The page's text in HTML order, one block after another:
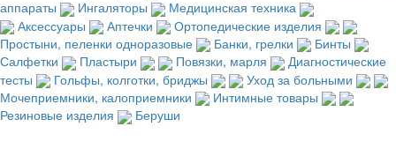
аппараты
Ингаляторы
Медицинская техника
Аксессуары
Аптечки
Ортопедические изделия
Простыни, пеленки одноразовые
Банки, грелки
Бинты
Салфетки
Пластыри Повязки, марля
Диагностические
тесты
Гольфы, колготки, бриджы
Уход за больными
Мочеприемники, калоприемники
Интимные товары
Резиновые изделия
Беруши